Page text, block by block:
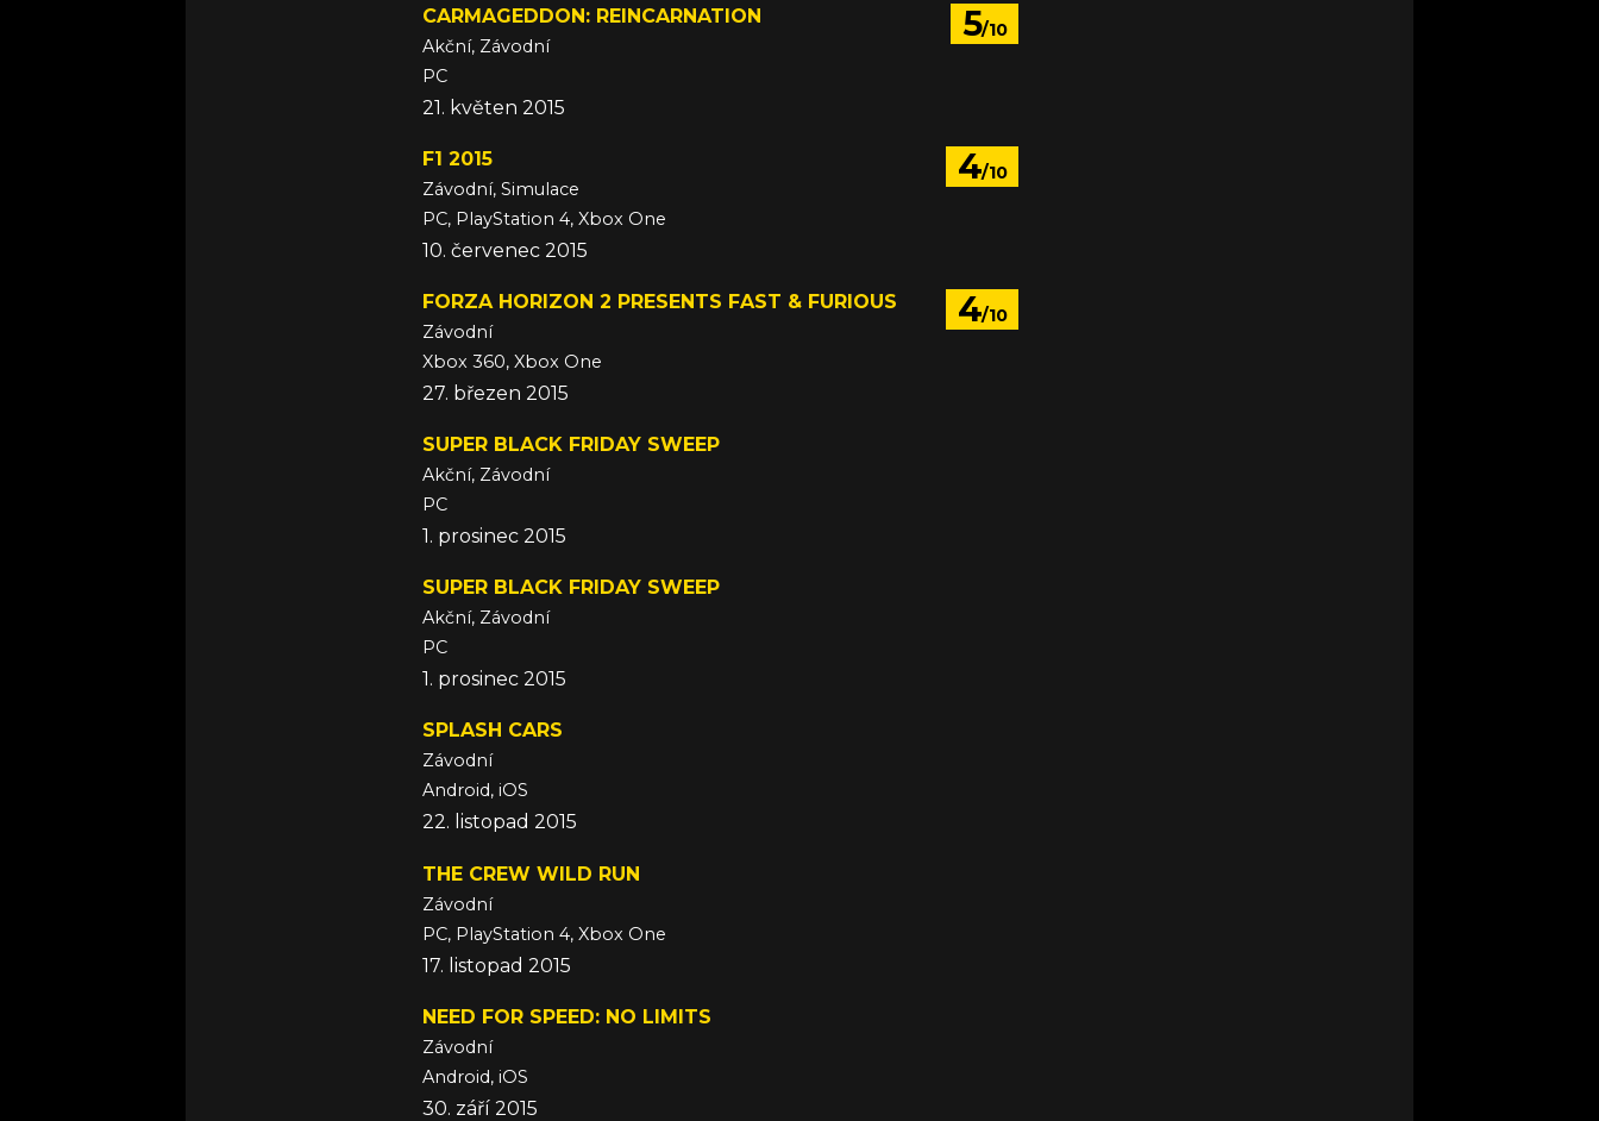
5/10
CARMAGEDDON: REINCARNATION
Akční, Závodní
PC
21. květen 2015
4/10
F1 2015
Závodní, Simulace
PC, PlayStation 4, Xbox One
10. červenec 2015
4/10
FORZA HORIZON 2 PRESENTS FAST & FURIOUS
Závodní
Xbox 360, Xbox One
27. březen 2015
SUPER BLACK FRIDAY SWEEP
Akční, Závodní
PC
1. prosinec 2015
SUPER BLACK FRIDAY SWEEP
Akční, Závodní
PC
1. prosinec 2015
SPLASH CARS
Závodní
Android, iOS
22. listopad 2015
THE CREW WILD RUN
Závodní
PC, PlayStation 4, Xbox One
17. listopad 2015
NEED FOR SPEED: NO LIMITS
Závodní
Android, iOS
30. září 2015